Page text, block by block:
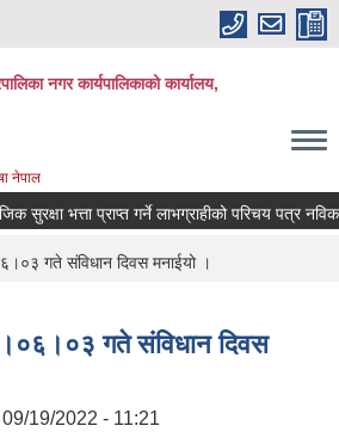
नगर कार्यपालिकाको कार्यालय,
नेपाल
सुरक्षा भत्ता प्राप्त गर्ने लाभग्राहीको परिचय पत्र
गते संविधान दिवस मनाईयो ।
गते संविधान दिवस
09/19/2022 - 11:21